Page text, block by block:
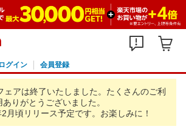
ログイン 会員登録
アは終了いたしました。 たくさんのご利
ありがとうございました。
月頃リリース予定です。お楽しみに！